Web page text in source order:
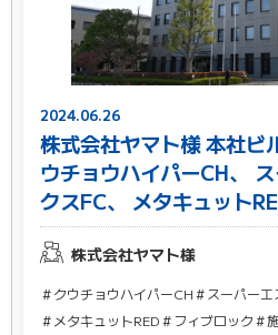
2024.06.26
株式会社ヤマト様 本社ビ
ウチョウハイパーCH、
クスFC、 メタキュット
株式会社ヤマト様
＃クウチョウハイパーCH＃スーパー
＃メタキュットRED＃フィブロック＃